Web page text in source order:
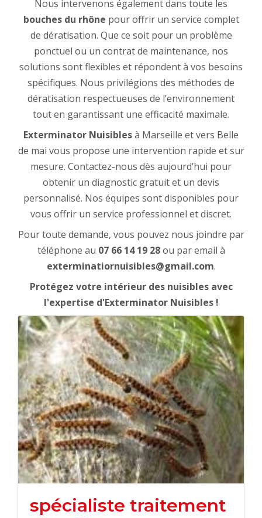
Nous intervenons également dans toute les
bouches du rhône pour offrir un service complet
de dératisation. Que ce soit pour un problème
ponctuel ou un contrat de maintenance, nos
solutions sont flexibles et répondent à vos besoins
spécifiques. Nous privilégions des méthodes de
dératisation respectueuses de l’environnement
tout en garantissant une efficacité maximale.
Exterminator Nuisiblesà Marseille et vers Belle
de mai vous propose une intervention rapide et sur
mesure. Contactez-nous dès aujourd’hui pour
obtenir un diagnostic gratuit et un devis
personnalisé. Nos équipes sont disponibles pour
vous offrir un service professionnel et discret.
Pour toute demande, vous pouvez nous joindre par
téléphone au 07 66 14 19 28ou par email à
exterminatiornuisibles@gmail.com.
Protégez votre intérieur des nuisibles avec
l'expertise d'Exterminator Nuisibles !
spécialiste traitement